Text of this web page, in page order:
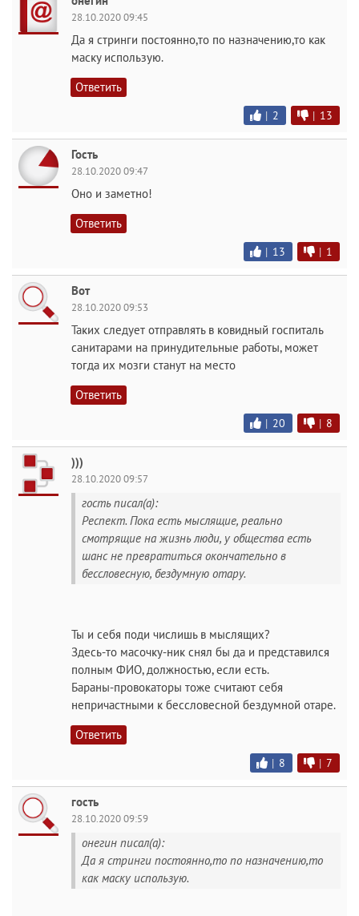
28.10.2020 09:45
Да я стринги постоянно,то по назначению,то как
маску использую.
Ответить
| 2 | 13
Гость
28.10.2020 09:47
Оно и заметно!
Ответить
| 13 | 1
Вот
28.10.2020 09:53
Таких следует отправлять в ковидный госпиталь
санитарами на принудительные работы, может
тогда их мозги станут на место
Ответить
| 20 | 8
)))
28.10.2020 09:57
гость писал(а):
Респект. Пока есть мыслящие, реально
смотрящие на жизнь люди, у общества есть
шанс не превратиться окончательно в
бессловесную, бездумную отару.
Ты и себя поди числишь в мыслящих?
Здесь-то масочку-ник снял бы да и представился
полным ФИО, должностью, если есть.
Бараны-провокаторы тоже считают себя
непричастными к бессловесной бездумной отаре.
Ответить
| 8 | 7
гость
28.10.2020 09:59
онегин писал(а):
Да я стринги постоянно,то по назначению,то
как маску использую.